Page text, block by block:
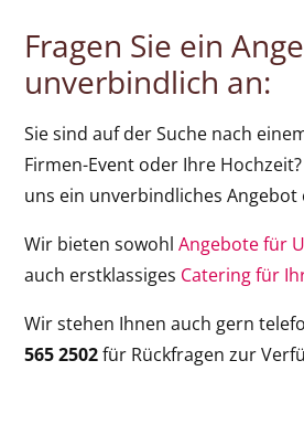
Fragen Sie ein
unverbindlich an:
Sie sind auf der Suche nach
Firmen-Event oder Ihre
uns ein unverbindliches Angebot
Wir bieten sowohl Angebote für
auch erstklassiges Catering für
Wir stehen Ihnen auch gern
565 2502für Rückfragen zur